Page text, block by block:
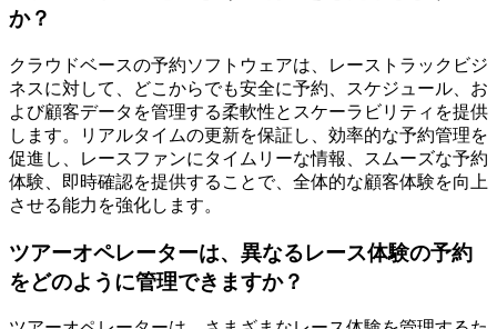
か？
クラウドベースの予約ソフトウェアは、レーストラックビジ
ネスに対して、どこからでも安全に予約、スケジュール、お
よび顧客データを管理する柔軟性とスケーラビリティを提供
します。リアルタイムの更新を保証し、効率的な予約管理を
促進し、レースファンにタイムリーな情報、スムーズな予約
体験、即時確認を提供することで、全体的な顧客体験を向上
させる能力を強化します。
ツアーオペレーターは、異なるレース体験の予約
をどのように管理できますか？